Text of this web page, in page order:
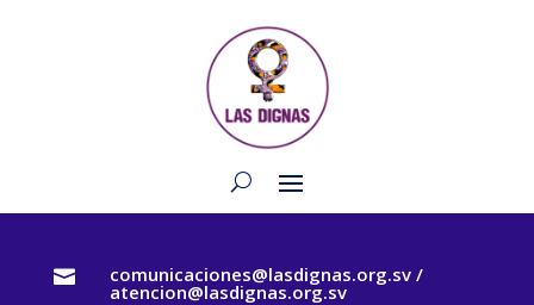
 comunicaciones@lasdignas.org.sv /
atencion@lasdignas.org.sv